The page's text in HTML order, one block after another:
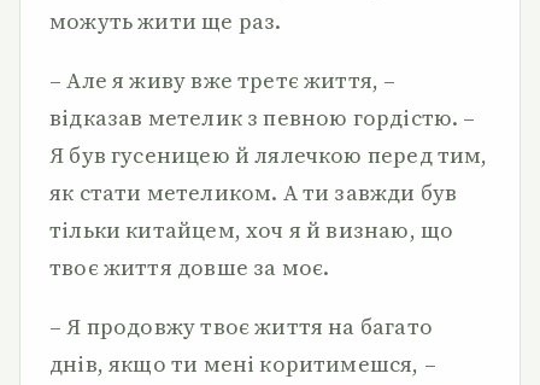
можуть жити ще раз.
– Але я живу вже третє життя, –
відказав метелик з певною гордістю. –
Я був гусеницею й лялечкою перед тим,
як стати метеликом. А ти завжди був
тільки китайцем, хоч я й визнаю, що
твоє життя довше за моє.
– Я продовжу твоє життя на багато
днів, якщо ти мені коритимешся, –